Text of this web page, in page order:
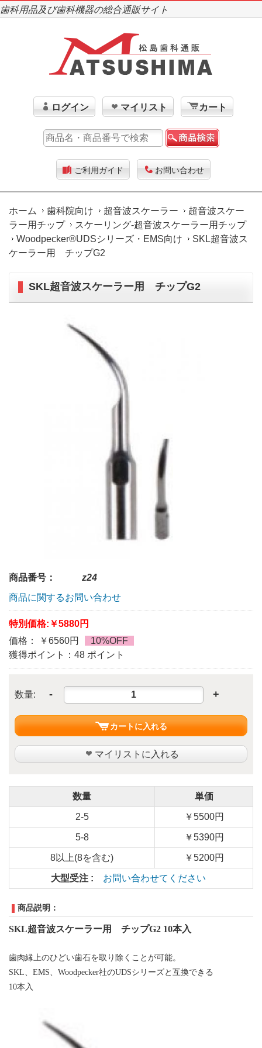
歯科用品及び歯科機器の総合通販サイト
ログイン マイリスト カート
ご利用ガイド お問い合わせ
ホーム 歯科院向け 超音波スケーラー
超音波スケー
ラー用チップ
スケーリング-超音波スケーラー用チップ
Woodpecker®UDSシリーズ・EMS向け
SKL超音波ス
ケーラー用 チップG2
SKL超音波スケーラー用 チップG2
商品番号：
z24
商品に関するお問い合わせ
特別価格: ￥5880円
価格： ￥6560円
10%OFF
獲得ポイント：48 ポイント
数量: - +
カートに入れる
マイリストに入れる
数量 単価
2-5 ￥5500円
5-8 ￥5390円
8以上(8を含む) ￥5200円
大型受注 : お問い合わせてください
商品説明：
SKL超音波スケーラー用 チップG2 10本入
歯肉縁上のひどい歯石を取り除 くことが可能。
SKL、EMS、 Woodpecker社のUDSシリーズと互換できる
10本入